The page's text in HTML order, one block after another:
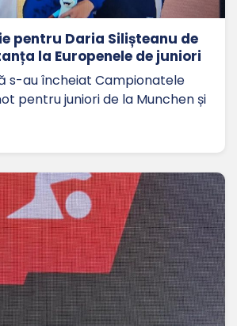
pentru Daria Silișteanu de
la Europenele de juniori
s-au încheiat Campionatele
pentru juniori de la Munchen și